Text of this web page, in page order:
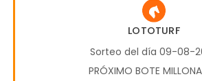
LOTOTURF
Sorteo del día 09-08-
PRÓXIMO BOTE